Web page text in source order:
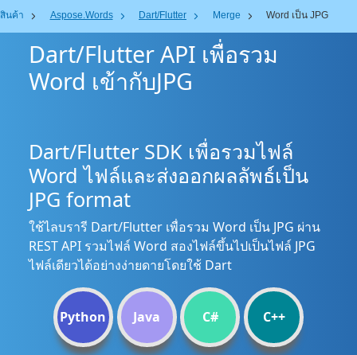
สินค้า Aspose.Words Dart/Flutter Merge Word เป็น JPG
Dart/Flutter API เพื่อรวม
Word เข้ากับJPG
Dart/Flutter SDK เพื่อรวมไฟล์
Word ไฟล์และส่งออกผลลัพธ์เป็น
JPG format
ใช้ไลบรารี Dart/Flutter เพื่อรวม Word เป็น JPG ผ่าน
REST API รวมไฟล์ Word สองไฟล์ขึ้นไปเป็นไฟล์ JPG
ไฟล์เดียวได้อย่างง่ายดายโดยใช้ Dart
Python Java C# C++